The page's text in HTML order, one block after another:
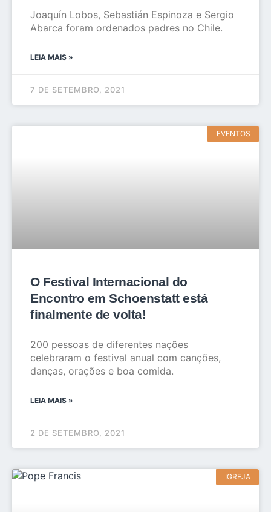
Joaquín Lobos, Sebastián Espinoza e Sergio
Abarca foram ordenados padres no Chile.
LEIA MAIS »
7 DE SETEMBRO, 2021
EVENTOS
O Festival Internacional do
Encontro em Schoenstatt está
finalmente de volta!
200 pessoas de diferentes nações
celebraram o festival anual com canções,
danças, orações e boa comida.
LEIA MAIS »
2 DE SETEMBRO, 2021
IGREJA